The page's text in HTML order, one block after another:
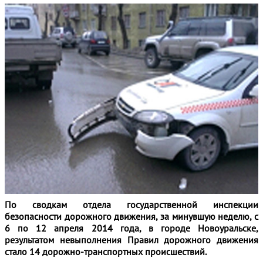
По сводкам отдела государственной инспекции
безопасности дорожного движения, за минувшую неделю,с
6 по 12 апреля 2014 года, в городе Новоуральске,
результатом невыполнения Правил дорожного движения
стало 14 дорожно-транспортных происшествий.